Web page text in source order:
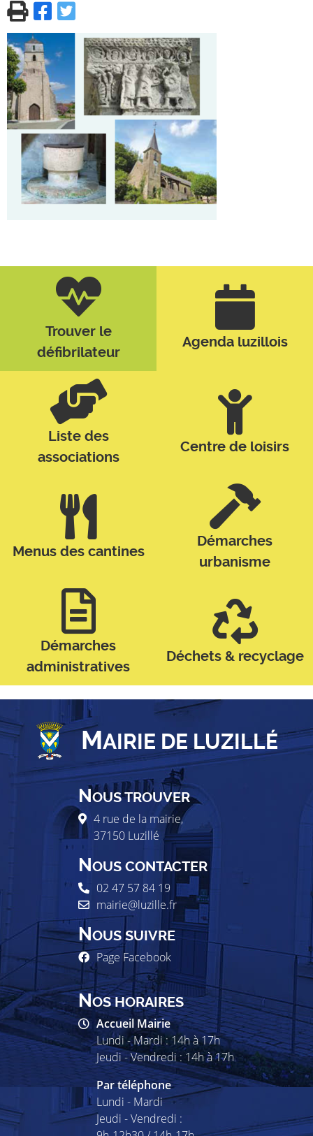
Trouver le
défibrilateur
Agenda luzillois
Liste des
associations
Centre de loisirs
Menus des cantines
Démarches
urbanisme
Démarches
administratives
Déchets & recyclage
MAIRIE DE LUZILLÉ
NOUS TROUVER
4 rue de la mairie,
37150 Luzillé
NOUS CONTACTER
02 47 57 84 19
mairie@luzille.fr
NOUS SUIVRE
Page Facebook
NOS HORAIRES
Accueil Mairie
Lundi - Mardi : 14h à 17h
Jeudi - Vendredi : 14h à 17h
Par téléphone
Lundi - Mardi
Jeudi - Vendredi :